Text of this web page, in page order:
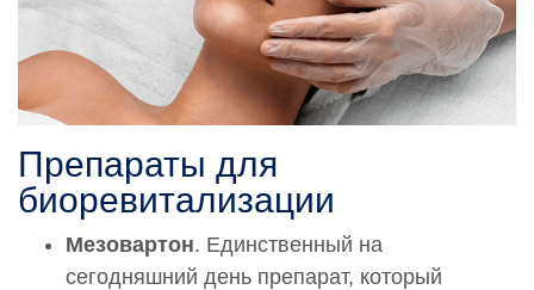
Введение искусственных имплантатов в мягкие
ткани Вискодерм Скинко E (Viscoderm Skinko E)
22 000 руб.
Введение искусственных имплантатов в мягкие
ткани Вискодерм (Viscoderm) 2,0 (1 мл)
24 000 руб.
Гиалрипайер (Hyalrepair)
Препараты для
биоревитализации
Мезовартон. Единственный на
сегодняшний день препарат, который